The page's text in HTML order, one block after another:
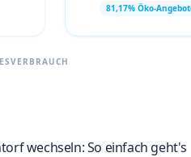
81,17% Öko-
wechseln: So einfach geht's